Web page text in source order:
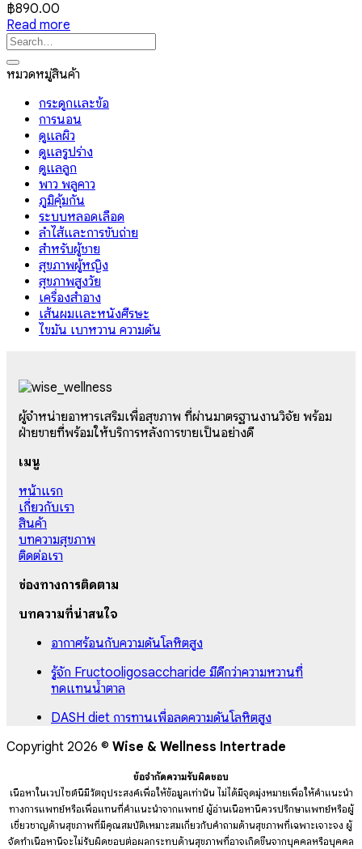
฿890.00
Read more
Search
for:
หมวดหมู่สินค้า
กระดูกและข้อ
การนอน
ดูแลผิว
ดูแลรูปร่าง
ดูแลลูก
พาว พลูคาว
ภูมิคุ้มกัน
ระบบหลอดเลือด
ลำไส้และการขับถ่าย
สำหรับผู้ชาย
สุขภาพผู้หญิง
สุขภาพสูงวัย
เครื่องสำอาง
เส้นผมและหนังศีรษะ
ไขมัน เบาหวาน ความดัน
ผู้จำหน่ายอาหารเสริมเพื่อสุขภาพ ที่ผ่านมาตรฐานงานวิจัย พร้อม
ฝ่ายขายที่พร้อมให้บริการหลังการขายเป็นอย่างดี
เมนู
หน้าแรก
เกี่ยวกับเรา
สินค้า
บทความสุขภาพ
ติดต่อเรา
ช่องทางการติดตาม
บทความที่น่าสนใจ
อากาศร้อนกับความดันโลหิตสูง
รู้จัก Fructooligosaccharide มีดีกว่าความหวานที่
ทดแทนน้ำตาล
DASH diet การทานเพื่อลดความดันโลหิตสูง
Copyright 2026 © Wise & Wellness Intertrade
ข้อจำกัดความรับผิดชอบ
เนื้อหาในเวปไซต์นี้มีวัตถุประสงค์เพื่อให้ข้อมูลเท่านั้น ไม่ได้มีจุดมุ่งหมายเพื่อให้คำแนะนำ
ทางการแพทย์หรือเพื่อแทนที่คำแนะนำจากแพทย์ ผู้อ่านเนื้อหานี้ควรปรึกษาแพทย์หรือผู้
เชี่ยวชาญด้านสุขภาพที่มีคุณสมบัติเหมาะสมเกี่ยวกับคำถามด้านสุขภาพที่เฉพาะเจาะจง ผู้
จัดทำเนื้อหานี้จะไม่รับผิดชอบต่อผลกระทบด้านสุขภาพที่อาจเกิดขึ้นจากบุคคลหรือบุคคล